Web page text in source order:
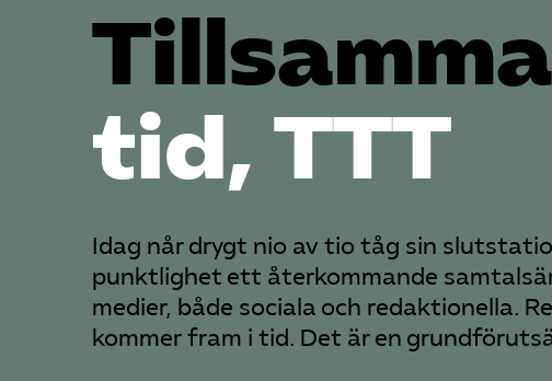
tid, TTT
Idag når drygt nio av tio tåg sin
punktlighet ett återkommande
medier, både sociala och redaktionella.
kommer fram i tid. Det är en